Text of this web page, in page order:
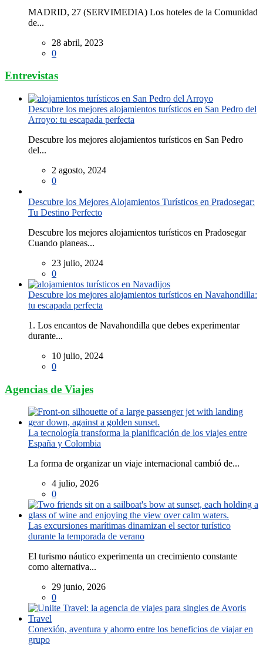
MADRID, 27 (SERVIMEDIA) Los hoteles de la Comunidad
de...
28 abril, 2023
0
Entrevistas
Descubre los mejores alojamientos turísticos en San Pedro del
Arroyo: tu escapada perfecta
Descubre los mejores alojamientos turísticos en San Pedro
del...
2 agosto, 2024
0
Descubre los Mejores Alojamientos Turísticos en Pradosegar:
Tu Destino Perfecto
Descubre los mejores alojamientos turísticos en Pradosegar
Cuando planeas...
23 julio, 2024
0
Descubre los mejores alojamientos turísticos en Navahondilla:
tu escapada perfecta
1. Los encantos de Navahondilla que debes experimentar
durante...
10 julio, 2024
0
Agencias de Viajes
La tecnología transforma la planificación de los viajes entre
España y Colombia
La forma de organizar un viaje internacional cambió de...
4 julio, 2026
0
Las excursiones marítimas dinamizan el sector turístico
durante la temporada de verano
El turismo náutico experimenta un crecimiento constante
como alternativa...
29 junio, 2026
0
Conexión, aventura y ahorro entre los beneficios de viajar en
grupo